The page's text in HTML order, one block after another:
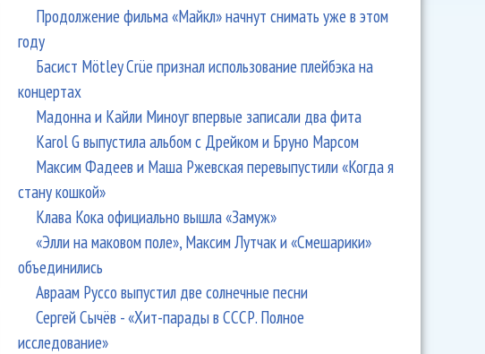
о Решение об аннулировании товарного знака "Ласковый май"
признали законным
Продолжение фильма «Майкл» начнут снимать уже в этом
году
Басист Mötley Crüe признал использование плейбэка на
концертах
Мадонна и Кайли Миноуг впервые записали два фита
Karol G выпустила альбом с Дрейком и Бруно Марсом
Максим Фадеев и Маша Ржевская перевыпустили «Когда я
стану кошкой»
Клава Кока официально вышла «Замуж»
«Элли на маковом поле», Максим Лутчак и «Смешарики»
объединились
Авраам Руссо выпустил две солнечные песни
Сергей Сычёв - «Хит-парады в СССР. Полное
исследование»